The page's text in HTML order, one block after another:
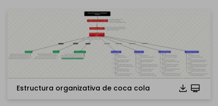
Estructura organizativa de coca cola